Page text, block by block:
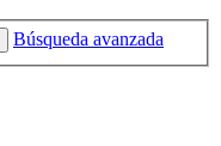
Búsqueda avanzada